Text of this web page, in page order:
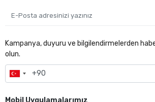
Kampanya, duyuru ve bilgilendirmelerden
olun.
Mobil Uygulamalarımız